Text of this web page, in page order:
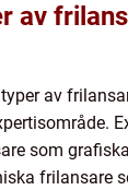
av
av
som
frilansare